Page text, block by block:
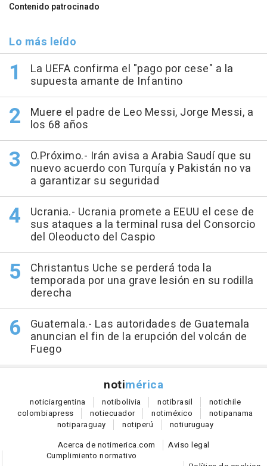
Contenido patrocinado
Lo más leído
La UEFA confirma el "pago por cese" a la
supuesta amante de Infantino
Muere el padre de Leo Messi, Jorge Messi, a
los 68 años
O.Próximo.- Irán avisa a Arabia Saudí que su
nuevo acuerdo con Turquía y Pakistán no va
a garantizar su seguridad
Ucrania.- Ucrania promete a EEUU el cese de
sus ataques a la terminal rusa del Consorcio
del Oleoducto del Caspio
Christantus Uche se perderá toda la
temporada por una grave lesión en su rodilla
derecha
Guatemala.- Las autoridades de Guatemala
anuncian el fin de la erupción del volcán de
Fuego
notimérica
noticiargentina notibolivia notibrasil notichile
colombiapress notiecuador notiméxico notipanama
notiparaguay notiperú notiuruguay
Acerca de notimerica.com
Aviso legal
Cumplimiento normativo